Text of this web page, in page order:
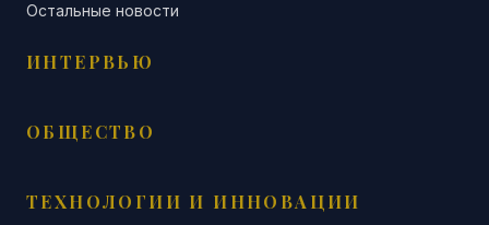
Остальные новости
ИНТЕРВЬЮ
ОБЩЕСТВО
ТЕХНОЛОГИИ И ИННОВАЦИИ